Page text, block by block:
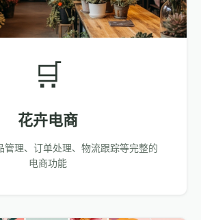
🛒
花卉电商
管理、订单处理、物流跟踪等完整的
电商功能